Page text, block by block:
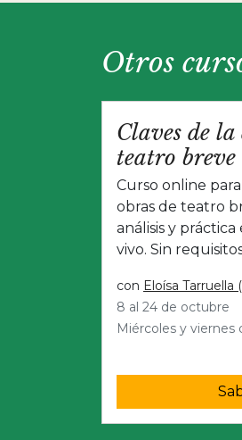
Otros
Claves de
teatro breve
Curso online
obras de teatro
análisis y
vivo. Sin
con Eloísa Tarruella
8 al 24 de octubre
Miércoles y viernes